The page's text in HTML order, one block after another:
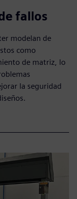
fallos
modelan de
como
de matriz, lo
la seguridad